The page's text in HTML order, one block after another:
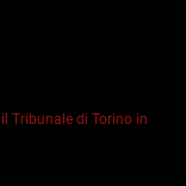
Tribunale di Torino in